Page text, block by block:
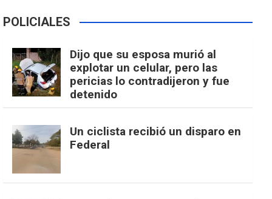
POLICIALES
Dijo que su esposa murió al
explotar un celular, pero las
pericias lo contradijeron y fue
detenido
Un ciclista recibió un disparo en
Federal